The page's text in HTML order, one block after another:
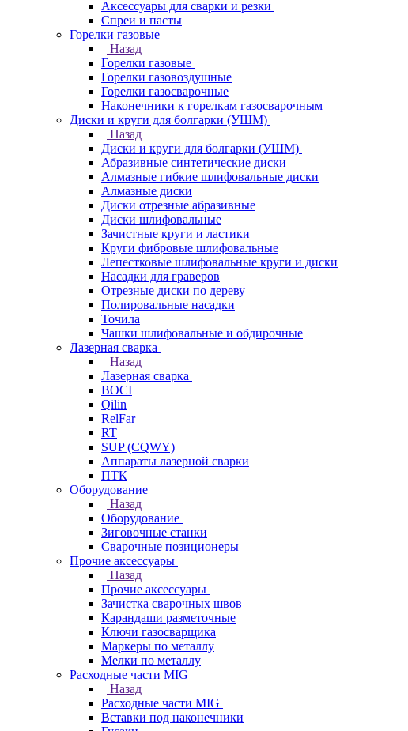
Аксессуары для сварки и резки
Спреи и пасты
Горелки газовые
Назад
Горелки газовые
Горелки газовоздушные
Горелки газосварочные
Наконечники к горелкам газосварочным
Диски и круги для болгарки (УШМ)
Назад
Диски и круги для болгарки (УШМ)
Абразивные синтетические диски
Алмазные гибкие шлифовальные диски
Алмазные диски
Диски отрезные абразивные
Диски шлифовальные
Зачистные круги и ластики
Круги фибровые шлифовальные
Лепестковые шлифовальные круги и диски
Насадки для граверов
Отрезные диски по дереву
Полировальные насадки
Точила
Чашки шлифовальные и обдирочные
Лазерная сварка
Назад
Лазерная сварка
BOCI
Qilin
RelFar
RT
SUP (CQWY)
Аппараты лазерной сварки
ПТК
Оборудование
Назад
Оборудование
Зиговочные станки
Сварочные позиционеры
Прочие аксессуары
Назад
Прочие аксессуары
Зачистка сварочных швов
Карандаши разметочные
Ключи газосварщика
Маркеры по металлу
Мелки по металлу
Расходные части MIG
Назад
Расходные части MIG
Вставки под наконечники